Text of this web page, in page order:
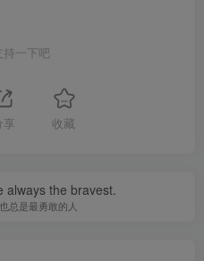
持一下吧
享 收藏
always the bravest.
总是最勇敢的人